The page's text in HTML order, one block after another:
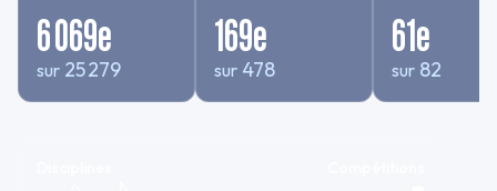
6 069e
sur 25 279
169e
sur 478
61e
sur 82